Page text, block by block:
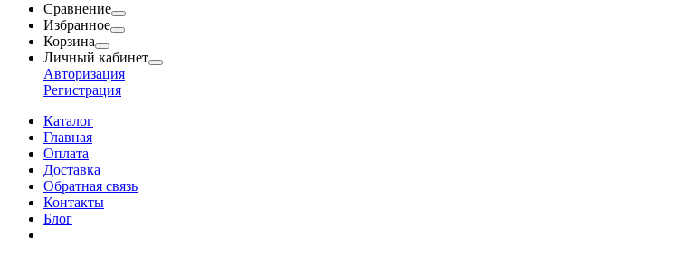
Сравнение
Избранное
Корзина
Личный кабинет
Авторизация
Регистрация
Каталог
Главная
Оплата
Доставка
Обратная связь
Контакты
Блог